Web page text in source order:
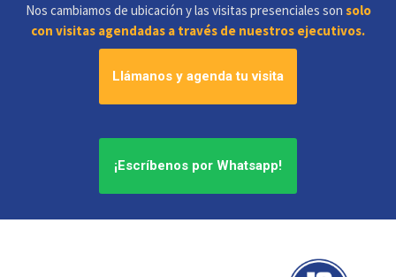
Nos cambiamos de ubicación y las visitas presenciales son solo
con visitas agendadas a través de nuestros ejecutivos.
Llámanos y agenda tu visita
¡Escríbenos por Whatsapp!